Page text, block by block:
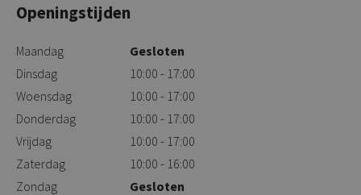
Openingstijden
Maandag
Gesloten
Dinsdag
10:00 - 17:00
Woensdag
10:00 - 17:00
Donderdag
10:00 - 17:00
Vrijdag
10:00 - 17:00
Zaterdag
10:00 - 16:00
Zondag
Gesloten